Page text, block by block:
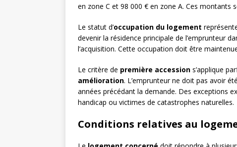
en zone C et 98 000 € en zone A. Ces montants
Le statut d’occupation du logement
devenir la résidence principale de l’emprunteur
l’acquisition. Cette occupation doit être
Le critère de première accession s’applique
amélioration. L’emprunteur ne doit pas avoir
années précédant la demande. Des exceptions
handicap ou victimes de catastrophes naturelles.
Conditions relatives au